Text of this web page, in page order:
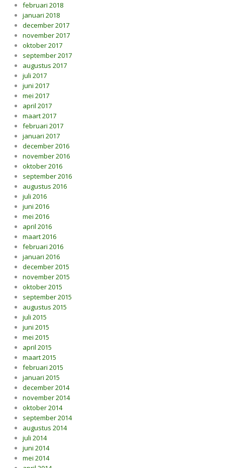
februari 2018
januari 2018
december 2017
november 2017
oktober 2017
september 2017
augustus 2017
juli 2017
juni 2017
mei 2017
april 2017
maart 2017
februari 2017
januari 2017
december 2016
november 2016
oktober 2016
september 2016
augustus 2016
juli 2016
juni 2016
mei 2016
april 2016
maart 2016
februari 2016
januari 2016
december 2015
november 2015
oktober 2015
september 2015
augustus 2015
juli 2015
juni 2015
mei 2015
april 2015
maart 2015
februari 2015
januari 2015
december 2014
november 2014
oktober 2014
september 2014
augustus 2014
juli 2014
juni 2014
mei 2014